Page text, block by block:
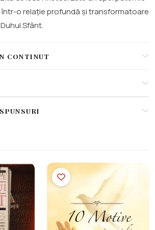
o relație profundă și transformatoare
Sfânt.
CONTINUT